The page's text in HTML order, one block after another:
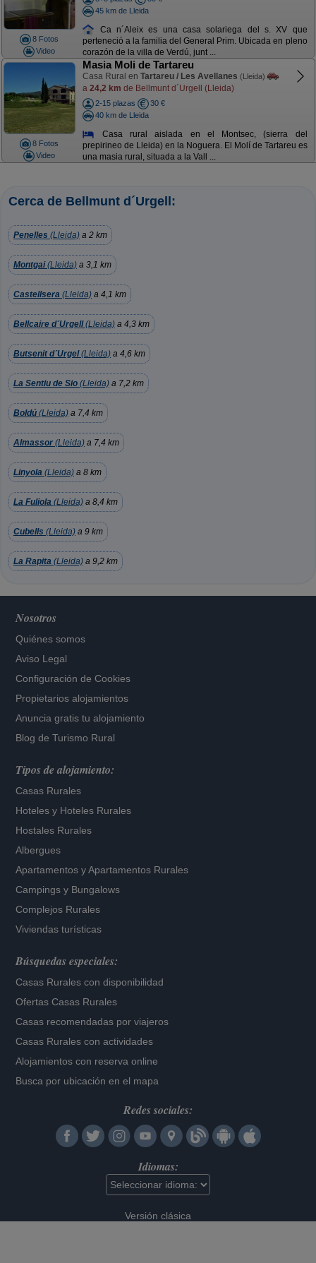
8 Fotos
Video
45 km de Lleida
Ca n´Aleix es una casa solariega del s. XV que
perteneció a la familia del General Prim. Ubicada en pleno
corazón de la villa de Verdú, junt ...
8 Fotos
Video
Masia Moli de Tartareu
Casa Rural en Tartareu / Les Avellanes (Lleida)
a 24,2 km de Bellmunt d´Urgell (Lleida)
2-15 plazas
30 €
40 km de Lleida
Casa rural aislada en el Montsec, (sierra del
prepirineo de Lleida) en la Noguera. El Molí de Tartareu es
una masia rural, situada a la Vall ...
Cerca de Bellmunt d´Urgell:
Penelles (Lleida) a 2 km
Montgai(Lleida) a 3,1 km
Castellsera (Lleida) a 4,1 km
Bellcaire d´Urgell(Lleida) a 4,3 km
Butsenit d´Urgel(Lleida) a 4,6 km
La Sentiu de Sio (Lleida) a 7,2 km
Boldú (Lleida) a 7,4 km
Almassor (Lleida) a 7,4 km
Linyola (Lleida) a 8 km
La Fuliola (Lleida) a 8,4 km
Cubells (Lleida) a 9 km
La Rapita (Lleida) a 9,2 km
Nosotros
Quiénes somos
Aviso Legal
Configuración de Cookies
Propietarios alojamientos
Anuncia gratis tu alojamiento
Blog de Turismo Rural
Tipos de alojamiento:
Casas Rurales
Hoteles y Hoteles Rurales
Hostales Rurales
Albergues
Apartamentos yApartamentos Rurales
Campings y Bungalows
Complejos Rurales
Viviendas turísticas
Búsquedas especiales:
Casas Rurales con disponibilidad
Ofertas Casas Rurales
Casas recomendadas por viajeros
Casas Rurales con actividades
Alojamientos con reserva online
Busca por ubicación en el mapa
Redes sociales:
Idiomas:
Versión clásica